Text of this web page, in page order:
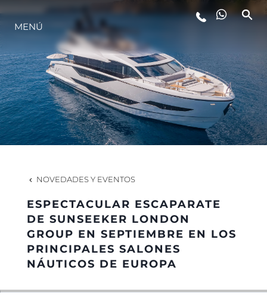
ESTILO DE VIDA
INNOVACIÓN
¿QUIÉNES SOMOS?
EL EQUIPO
HISTORIA
VALORE SU EMBARCACIÓN
MENÚ
NOVEDADES Y EVENTOS
ESPECTACULAR ESCAPARATE
DE SUNSEEKER LONDON
GROUP EN SEPTIEMBRE EN LOS
PRINCIPALES SALONES
NÁUTICOS DE EUROPA